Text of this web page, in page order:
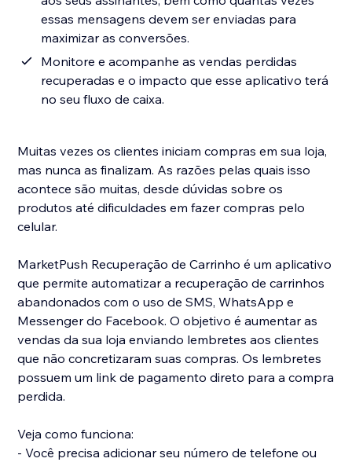
essas mensagens devem ser enviadas para
maximizar as conversões.
Monitore e acompanhe as vendas perdidas
recuperadas e o impacto que esse aplicativo terá
no seu fluxo de caixa.
Muitas vezes os clientes iniciam compras em sua loja,
mas nunca as finalizam. As razões pelas quais isso
acontece são muitas, desde dúvidas sobre os
produtos até dificuldades em fazer compras pelo
celular.
MarketPush Recuperação de Carrinho é um aplicativo
que permite automatizar a recuperação de carrinhos
abandonados com o uso de SMS, WhatsApp e
Messenger do Facebook. O objetivo é aumentar as
vendas da sua loja enviando lembretes aos clientes
que não concretizaram suas compras. Os lembretes
possuem um link de pagamento direto para a compra
perdida.
Veja como funciona:
- Você precisa adicionar seu número de telefone ou